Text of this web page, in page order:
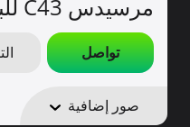
مرسيدس C43 للبيع
تواصل
صور إضافية